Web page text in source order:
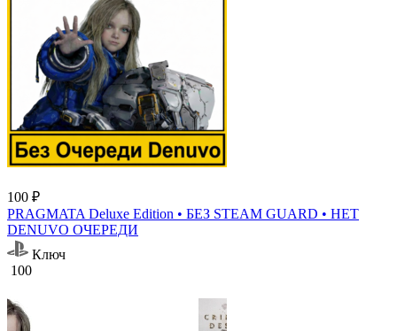
100 ₽
PRAGMATA Deluxe Edition • БЕЗ STEAM GUARD • НЕТ
DENUVO ОЧЕРЕДИ
Ключ
100